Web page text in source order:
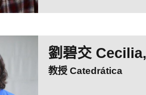
劉碧交
教授 Catedrática